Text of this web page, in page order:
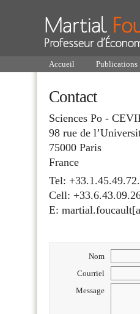
Accueil Publications
Contact
Sciences Po -
98 rue de
75000 Paris
France
Tel:
Cell:
E:
Nom
Courriel
Message